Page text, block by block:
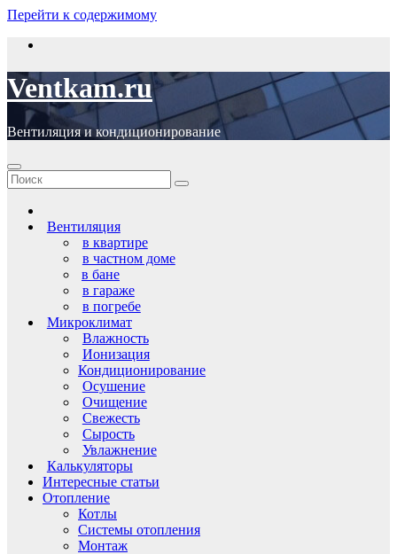
Перейти к содержимому
Ventkam.ru
Вентиляция и кондиционирование
Вентиляция
в квартире
в частном доме
в бане
в гараже
в погребе
Микроклимат
Влажность
Ионизация
Кондиционирование
Осушение
Очищение
Свежесть
Сырость
Увлажнение
Калькуляторы
Интересные статьи
Отопление
Котлы
Системы отопления
Монтаж